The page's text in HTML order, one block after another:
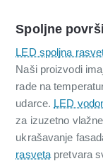
Spoljne
LED spoljna
Naši proizvodi
rade na
udarce. LED
za izuzetno
ukrašavanje
rasveta pretvara